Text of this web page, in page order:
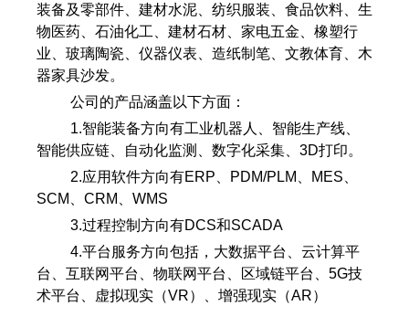
装备及零部件、建材水泥、纺织服装、食品饮料、生
物医药、石油化工、建材石材、家电五金、橡塑行
业、玻璃陶瓷、仪器仪表、造纸制笔、文教体育、木
器家具沙发。
公司的产品涵盖以下方面：
1.智能装备方向有工业机器人、智能生产线、
智能供应链、自动化监测、数字化采集、3D打印。
2.应用软件方向有ERP、PDM/PLM、MES、
SCM、CRM、WMS
3.过程控制方向有DCS和SCADA
4.平台服务方向包括，大数据平台、云计算平
台、互联网平台、物联网平台、区域链平台、5G技
术平台、虚拟现实（VR）、增强现实（AR）